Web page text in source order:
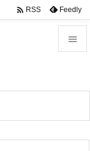


前へ
 RSS Feedly